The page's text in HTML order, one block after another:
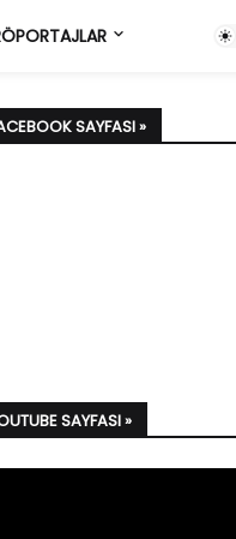
SAYFASI »
SAYFASI »